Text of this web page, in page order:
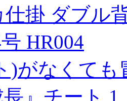
掛 ダブル
HR004
)がなくて